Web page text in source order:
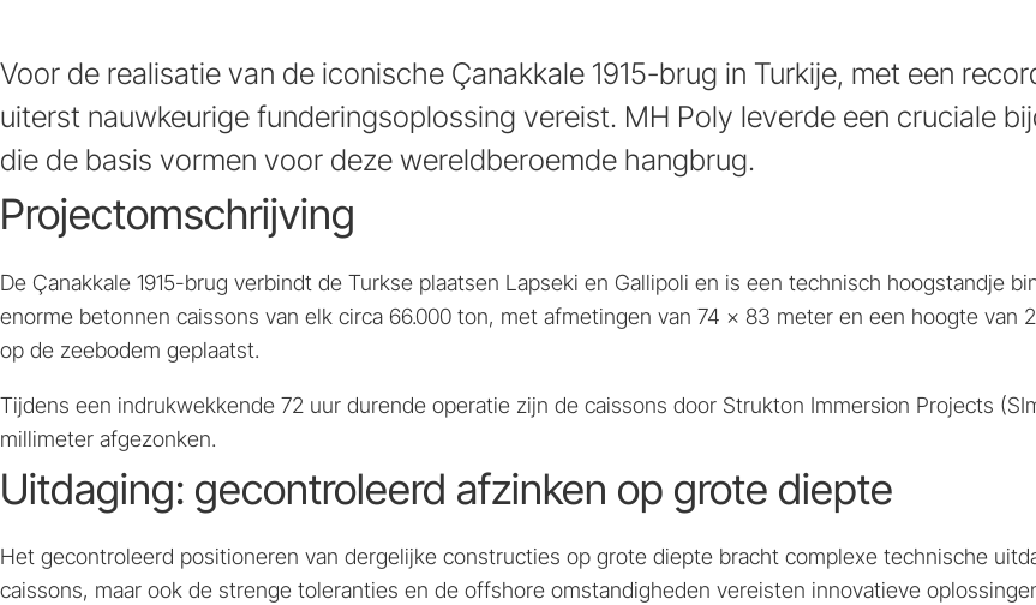
Voor de realisatie van de iconische Çanakkale 1915-brug in Turkije, met een
uiterst nauwkeurige funderingsoplossing vereist. MH Poly leverde een cruciale
die de basis vormen voor deze wereldberoemde hangbrug.
Projectomschrijving
De Çanakkale 1915-brug verbindt de Turkse plaatsen Lapseki en Gallipoli en is een technisch hoogstandje
enorme betonnen caissons van elk circa 66.000 ton, met afmetingen van 74 x 83 meter en een hoogte
op de zeebodem geplaatst.
Tijdens een indrukwekkende 72 uur durende operatie zijn de caissons door Strukton Immersion Projects
millimeter afgezonken.
Uitdaging: gecontroleerd afzinken op grote diepte
Het gecontroleerd positioneren van dergelijke constructies op grote diepte bracht complexe technische
caissons, maar ook de strenge toleranties en de offshore omstandigheden vereisten innovatieve